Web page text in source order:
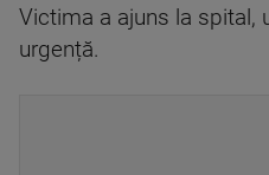
Victima a ajuns la spital,
urgență.